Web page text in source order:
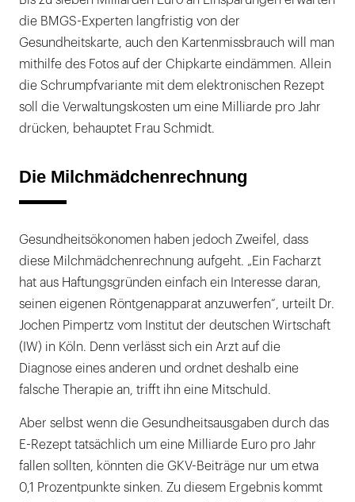
die BMGS-Experten langfristig von der
Gesundheitskarte, auch den Kartenmissbrauch will man
mithilfe des Fotos auf der Chipkarte eindämmen. Allein
die Schrumpfvariante mit dem elektronischen Rezept
soll die Verwaltungskosten um eine Milliarde pro Jahr
drücken, behauptet Frau Schmidt.
Die Milchmädchenrechnung
Gesundheitsökonomen haben jedoch Zweifel, dass
diese Milchmädchenrechnung aufgeht. „Ein Facharzt
hat aus Haftungsgründen einfach ein Interesse daran,
seinen eigenen Röntgenapparat anzuwerfen“, urteilt Dr.
Jochen Pimpertz vom Institut der deutschen Wirtschaft
(IW) in Köln. Denn verlässt sich ein Arzt auf die
Diagnose eines anderen und ordnet deshalb eine
falsche Therapie an, trifft ihn eine Mitschuld.
Aber selbst wenn die Gesundheitsausgaben durch das
E-Rezept tatsächlich um eine Milliarde Euro pro Jahr
fallen sollten, könnten die GKV-Beiträge nur um etwa
0,1 Prozentpunkte sinken. Zu diesem Ergebnis kommt